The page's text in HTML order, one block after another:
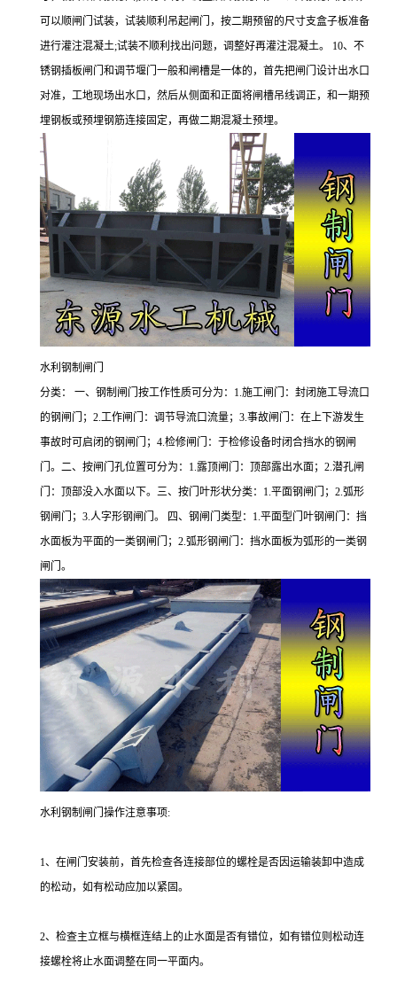
可以顺闸门试装，试装顺利吊起闸门，按二期预留的尺寸支盒子板准备
进行灌注混凝土;试装不顺利找出问题，调整好再灌注混凝土。 10、不
锈钢插板闸门和调节堰门一般和闸槽是一体的，首先把闸门设计出水口
对准，工地现场出水口，然后从侧面和正面将闸槽吊线调正，和一期预
埋钢板或预埋钢筋连接固定，再做二期混凝土预埋。
水利钢制闸门
分类： 一、钢制闸门按工作性质可分为：1.施工闸门：封闭施工导流口
的钢闸门；2.工作闸门：调节导流口流量；3.事故闸门：在上下游发生
事故时可启闭的钢闸门；4.检修闸门：于检修设备时闭合挡水的钢闸
门。二、按闸门孔位置可分为：1.露顶闸门：顶部露出水面；2.潜孔闸
门：顶部没入水面以下。三、按门叶形状分类：1.平面钢闸门；2.弧形
钢闸门；3.人字形钢闸门。 四、钢闸门类型：1.平面型门叶钢闸门：挡
水面板为平面的一类钢闸门；2.弧形钢闸门：挡水面板为弧形的一类钢
闸门。
水利钢制闸门操作注意事项:
1、在闸门安装前，首先检查各连接部位的螺栓是否因运输装卸中造成
的松动，如有松动应加以紧固。
2、检查主立框与横框连结上的止水面是否有错位，如有错位则松动连
接螺栓将止水面调整在同一平面内。